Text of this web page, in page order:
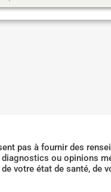
pas à fournir des
ou opinions
votre état de santé, de